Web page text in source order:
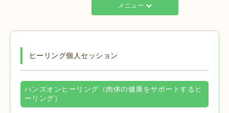
メニュー
ヒーリング個人セッション
ハンズオンヒーリング（肉体の健康をサポートするヒ
ーリング）